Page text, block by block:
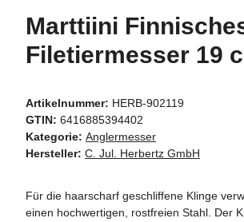
Marttiini
Filetiermesser 19
Artikelnummer: HERB-902119
GTIN: 6416885394402
Kategorie: Anglermesser
Hersteller: C. Jul. Herbertz GmbH
Für die haarscharf geschliffene Klinge
einen hochwertigen, rostfreien Stahl. Der